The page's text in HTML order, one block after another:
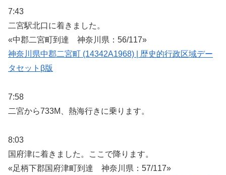
7:43
二宮駅北口に着きました。
«中郡二宮町到達 神奈川県：56/117»
神奈川県中郡二宮町 (14342A1968) | 歴史的行政区域デー
タセットβ版
7:58
二宮から733M、熱海行きに乗ります。
8:03
国府津に着きました。ここで降ります。
«足柄下郡国府津町到達 神奈川県：57/117»